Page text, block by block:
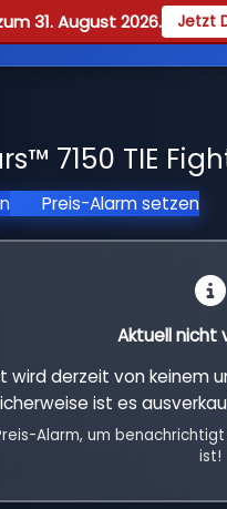
31. August 2026. Jetzt
Guides
7150 TIE
Preis-Alarm setzen
Aktuell nicht
wird derzeit von keinem
ist es
Alarm, um
ist!